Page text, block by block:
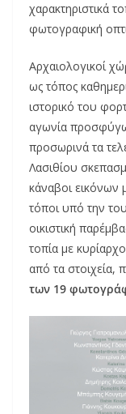
χαρακτηριστικά
φωτογραφική
Αρχαιολογικοί
ως τόπος
ιστορικό του
αγωνία
προσωρινά τα
Λασιθίου
κάναβοι εικόνων
τόποι υπό την
οικιστική
τοπία με
από τα στοιχεία,
των 19